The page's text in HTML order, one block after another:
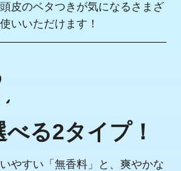
皮のベタつきが気になるさまざ
いいただけます！
べる2タイプ！
やすい「無香料」と、爽やかな